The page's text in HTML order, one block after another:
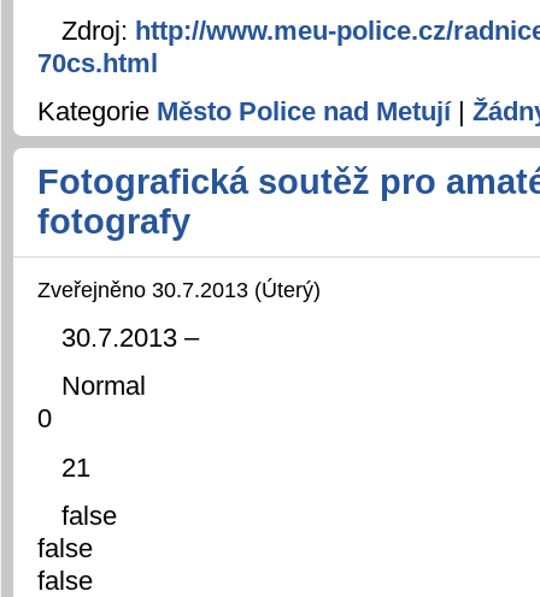
Zdroj: http://www.meu-police.cz/
70cs.html
Kategorie Město Police nad Metují|
Fotografická soutěž pro
fotografy
Zveřejněno 30.7.2013 (Úterý)
30.7.2013 –
Normal
0
21
false
false
false